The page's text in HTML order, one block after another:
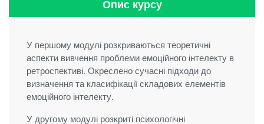
Опис курсу
У першому модулі розкриваються теоретичні
аспекти вивчення проблеми емоційного інтелекту в
ретроспективі. Окреслено сучасні підходи до
визначення та класифікації складових елементів
емоційного інтелекту.
У другому модулі розкриті психологічні